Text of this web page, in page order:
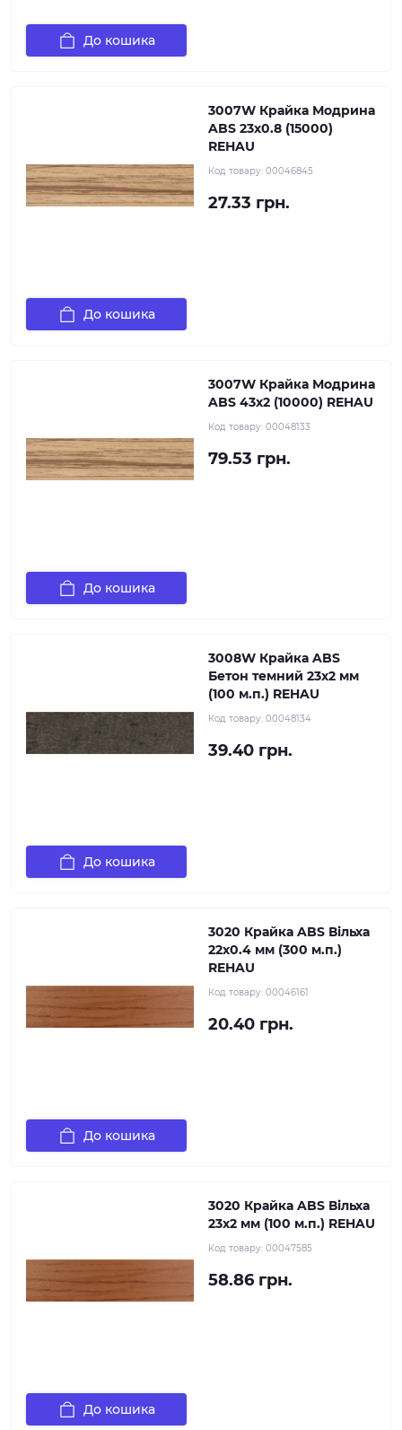
До кошика
3007W Крайка Модрина
ABS 23х0.8 (15000)
REHAU
Код товару: 00046845
27.33 грн.
До кошика
3007W Крайка Модрина
ABS 43х2 (10000) REHAU
Код товару: 00048133
79.53 грн.
До кошика
3008W Крайка ABS
Бетон темний 23х2 мм
(100 м.п.) REHAU
Код товару: 00048134
39.40 грн.
До кошика
3020 Крайка ABS Вільха
22х0.4 мм (300 м.п.)
REHAU
Код товару: 00046161
20.40 грн.
До кошика
3020 Крайка ABS Вільха
23х2 мм (100 м.п.) REHAU
Код товару: 00047585
58.86 грн.
До кошика